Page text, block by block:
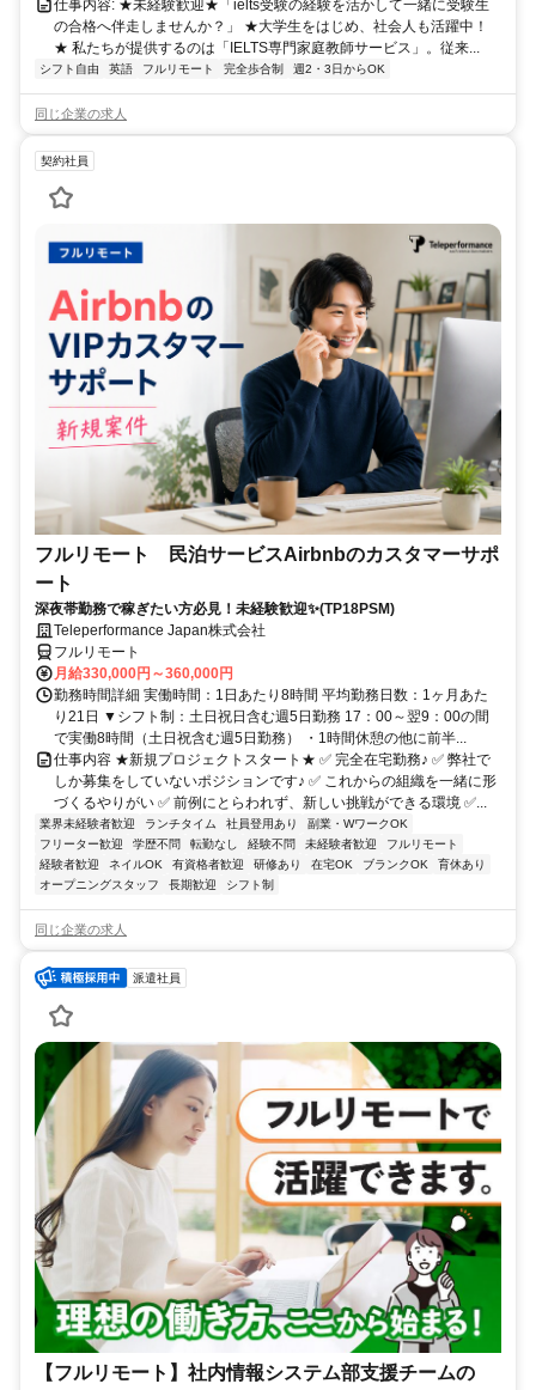
仕事内容: ★未経験歓迎★「ielts受験の経験を活かして一緒に受験生
の合格へ伴走しませんか？」 ★大学生をはじめ、社会人も活躍中！
★ 私たちが提供するのは「IELTS専門家庭教師サービス」。従来...
シフト自由 英語 フルリモート 完全歩合制 週2・3日からOK
同じ企業の求人
契約社員
フルリモート 民泊サービスAirbnbのカスタマーサポ
ート
深夜帯勤務で稼ぎたい方必見！未経験歓迎✨(TP18PSM)
Teleperformance Japan株式会社
フルリモート
月給330,000円～360,000円
勤務時間詳細 実働時間：1日あたり8時間 平均勤務日数：1ヶ月あた
り21日 ▼シフト制：土日祝日含む週5日勤務 17：00～翌9：00の間
で実働8時間（土日祝含む週5日勤務） ・1時間休憩の他に前半...
仕事内容 ★新規プロジェクトスタート★ ✅ 完全在宅勤務♪ ✅ 弊社で
しか募集をしていないポジションです♪ ✅ これからの組織を一緒に形
づくるやりがい ✅ 前例にとらわれず、新しい挑戦ができる環境 ✅...
業界未経験者歓迎 ランチタイム 社員登用あり
副業・WワークOK
フリーター歓迎
学歴不問 転勤なし 経験不問 未経験者歓迎
フルリモート
経験者歓迎
ネイルOK 有資格者歓迎 研修あり 在宅OK ブランクOK
育休あり
オープニングスタッフ
長期歓迎 シフト制
同じ企業の求人
派遣社員
【フルリモート】社内情報システム部支援チームの